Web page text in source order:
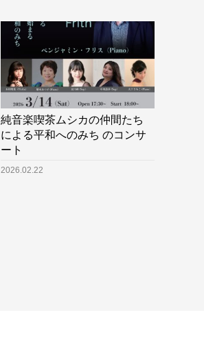
純音楽喫茶ムシカの仲間たち
による平和へのみち のコンサ
ート
2026.02.22